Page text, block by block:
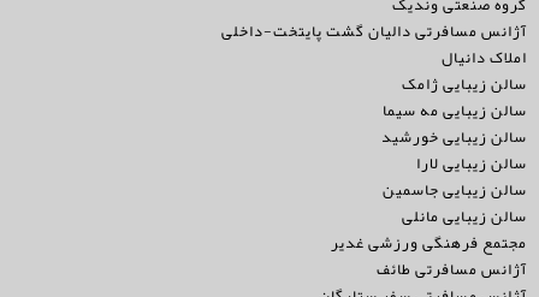
آژانس مسافرتی دالیان گشت پایتخت-داخلی
املاک دانیال
سالن زیبایی ژامک
سالن زیبایی مه سیما
سالن زیبایی خورشید
سالن زیبایی لارا
سالن زیبایی جاسمین
سالن زیبایی مانلی
مجتمع فرهنگی ورزشی غدیر
آژانس مسافرتی طائف